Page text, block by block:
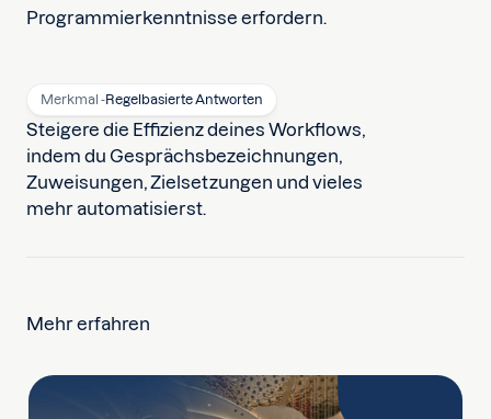
Programmierkenntnisse erfordern.
Merkmal -Regelbasierte Antworten
Steigere die Effizienz deines Workflows,
indem du Gesprächsbezeichnungen,
Zuweisungen, Zielsetzungen und vieles
mehr automatisierst.
Mehr erfahren